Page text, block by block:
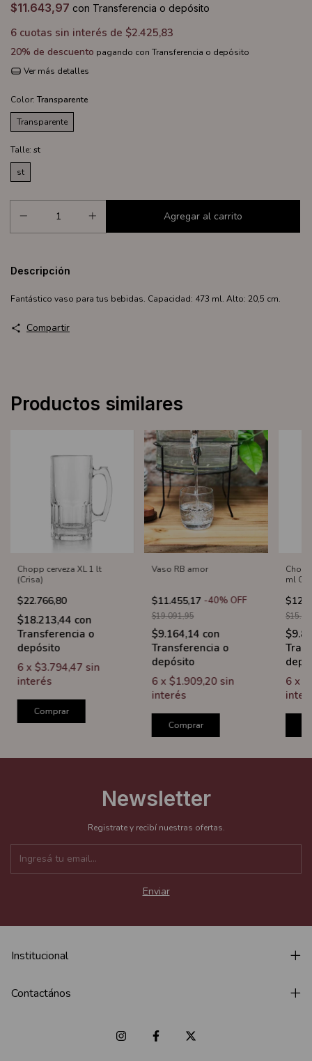
$11.643,97 con Transferencia o depósito
6 cuotas sin interés de $2.425,83
20% de descuento pagando con Transferencia o depósito
Ver más detalles
Color: Transparente
Transparente
Talle: st
st
Descripción
Fantástico vaso para tus bebidas. Capacidad: 473 ml. Alto: 20,5 cm.
Compartir
Productos similares
Chopp cerveza XL 1 lt
(Crisa)
$22.766,80
$18.213,44 con
Transferencia o
depósito
6 x $3.794,47 sin
interés
Comprar
Vaso RB amor
$11.455,17 -40% OFF
$19.091,95
$9.164,14 con
Transferencia o
depósito
6 x $1.909,20 sin
interés
Comprar
ml
6 x
Newsletter
Registrate y recibí nuestras ofertas.
Institucional
Contactános